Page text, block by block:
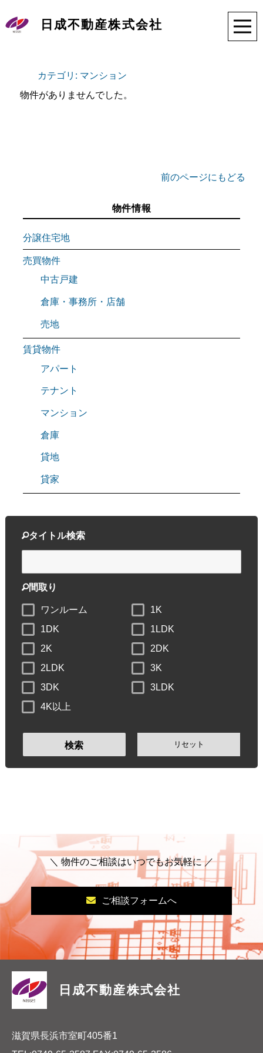
日成不動産株式会社
カテゴリ: マンション
物件がありませんでした。
前のページにもどる
物件情報
分譲住宅地
売買物件
中古戸建
倉庫・事務所・店舗
売地
賃貸物件
アパート
テナント
マンション
倉庫
貸地
貸家
タイトル検索
間取り
ワンルーム
1K
1DK
1LDK
2K
2DK
2LDK
3K
3DK
3LDK
4K以上
検索 リセット
＼ 物件のご相談はいつでもお気軽に ／
ご相談フォームへ
日成不動産株式会社
滋賀県長浜市室町405番1